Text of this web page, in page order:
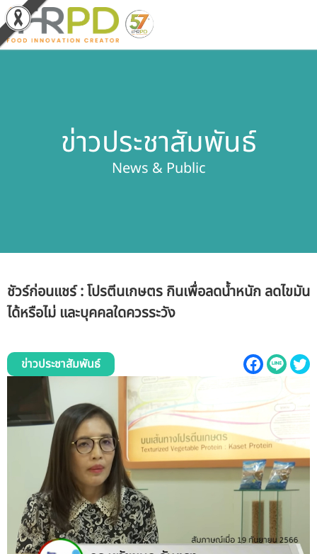
ผลิตภัณฑ์และจำหน่าย
บุคลากรสถาบัน
ระบบสารสนเทศ (ใน)
ติดต่อเรา
สายตรงผู้บริหาร
ข่าวประชาสัมพันธ์
News & Public
ชัวร์ก่อนแชร์ : โปรตีนเกษตร กินเพื่อลดน้ำหนัก ลดไขมัน
ได้หรือไม่ และบุคคลใดควรระวัง
ข่าวประชาสัมพันธ์